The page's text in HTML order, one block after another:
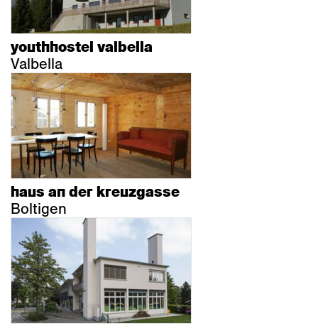
youthhostel valbella
Valbella
haus an der kreuzgasse
Boltigen